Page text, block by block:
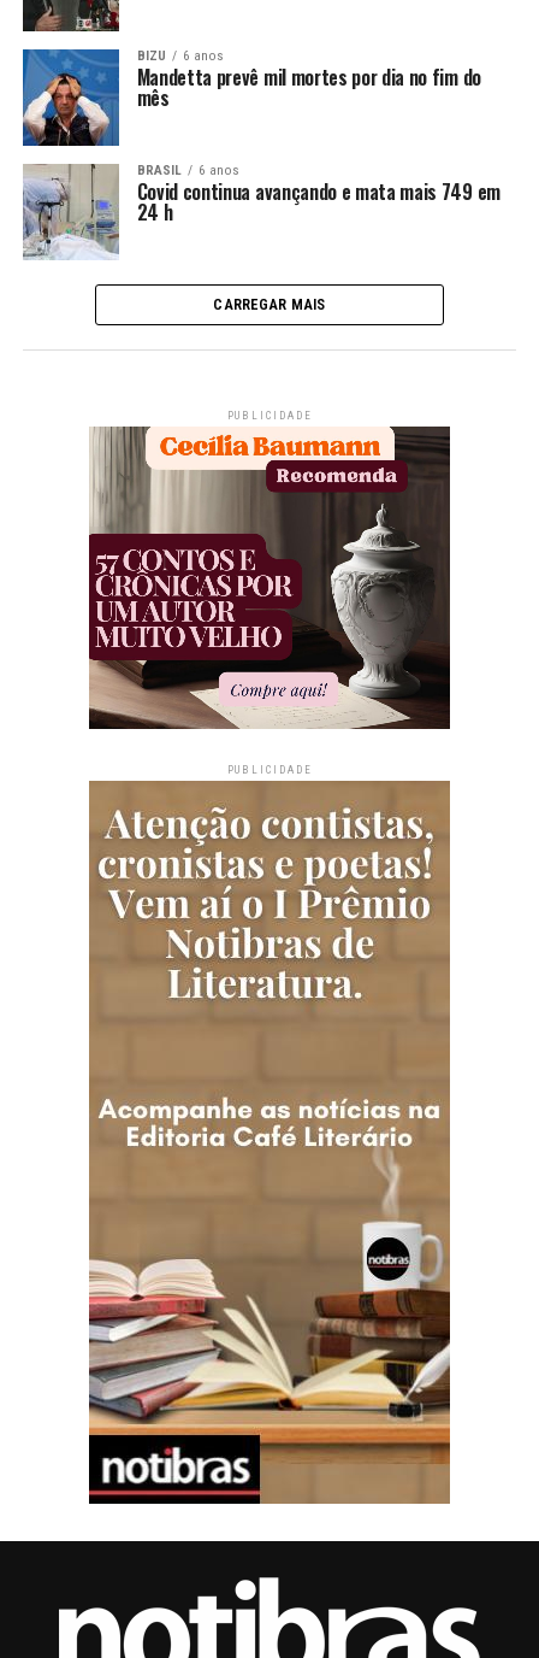
BIZU 6 anos
Mandetta prevê mil mortes por dia no fim do
mês
BRASIL 6 anos
Covid continua avançando e mata mais 749 em
24 h
CARREGAR MAIS
PUBLICIDADE
PUBLICIDADE